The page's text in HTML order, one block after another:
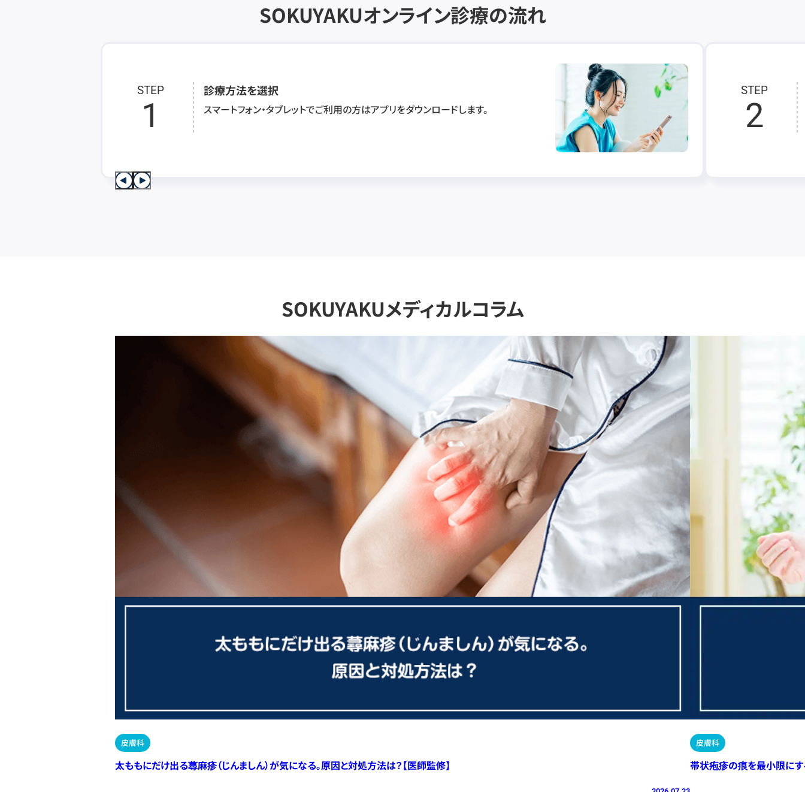
SOKUYAKUオンライン診療の流れ
STEP
1
診療方法を選択
スマートフォン・タブレットでご利用の方はアプリをダウンロードします。
STEP
2
SOKUYAKUメディカルコラム
皮膚科
太ももにだけ出る蕁麻疹（じんましん）が気になる。原因と対処方法は？【医師監修】
皮膚科
帯状疱疹の痕を最小限にす